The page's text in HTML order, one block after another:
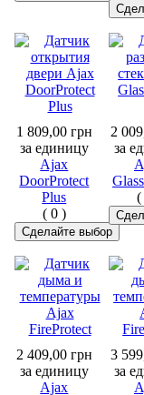
1 809,00 грн
за единицу
Ajax
DoorProtect
Plus
(0 )
2
за
(
2 409,00 грн
за единицу
Ajax
3
за